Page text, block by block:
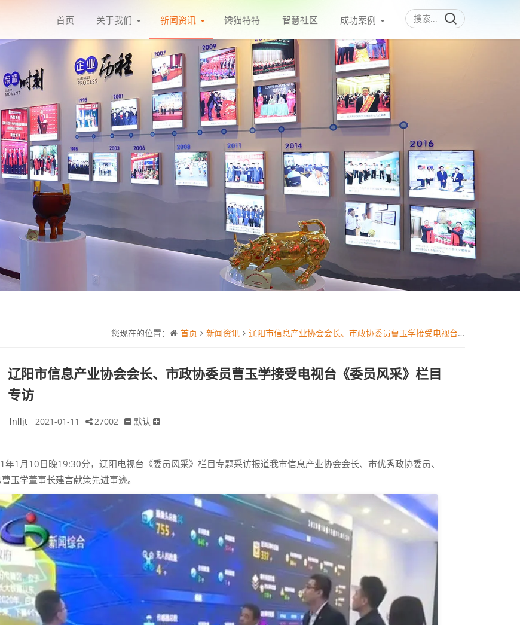
首页 关于我们 新闻资讯 馋猫特特 智慧社区 成功案例
您现在的位置： 首页 新闻资讯 辽阳市信息产业协会会长、市政协委员曹玉学接受电视台《委员风采》栏目专访
辽阳市信息产业协会会长、市政协委员曹玉学接受电视台《委员风采》栏目
专访
lnlljt 2021-01-11 27002 默认
年1月10日晚19:30分，辽阳电视台《委员风采》栏目专题采访报道我市信息产业协会会长、市优秀政协委员、
玉学董事长建言献策先进事迹。